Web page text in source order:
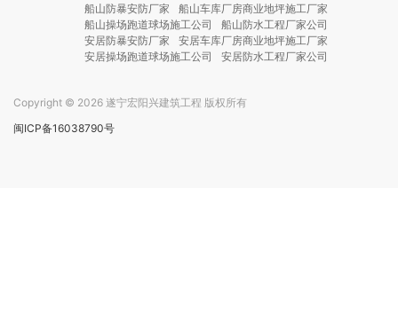
船山防暴安防厂家
船山车库厂房商业地坪施工厂家
船山操场跑道球场施工公司
船山防水工程厂家公司
安居防暴安防厂家
安居车库厂房商业地坪施工厂家
安居操场跑道球场施工公司
安居防水工程厂家公司
Copyright © 2026 遂宁宏阳兴建筑工程 版权所有
闽ICP备16038790号